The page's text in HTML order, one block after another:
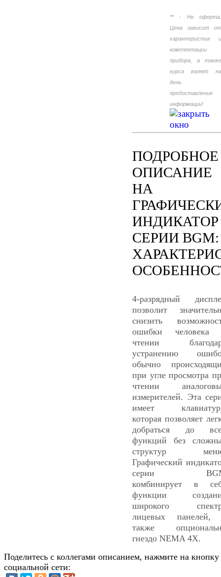
** - Не оферта.
Цена зависит от
характеристик и
комплектации
прибора, а также
курса валют на
день
предоставления
информации!
ПОДРОБНОЕ
ОПИСАНИЕ
НА
ИНДИКАТОР
СЕРИИ BGM:
4-разрядный
позволит
снизить
ошибки человека
чтении
устранению
обычно
при угле просмотра
чтении
измерителей. Эта
имеет
которая позволяет
добраться до
функций без
структур
Графический
серии
комбинирует в
функции
широкого
лицевых панелей,
также
гнездо NEMA 4X.
Поделитесь с коллегами описанием, нажмите на кнопку
социальной сети: